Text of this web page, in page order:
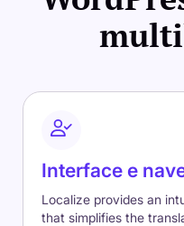
Interface e
Localize provides an
that simplifies the